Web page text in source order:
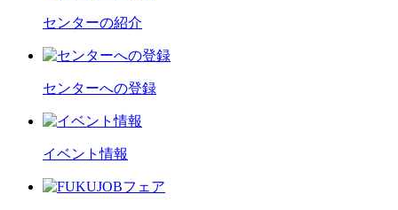
センターの紹介
センターへの登録
イベント情報